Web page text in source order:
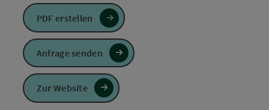
PDF erstellen
Anfrage senden
Zur Website